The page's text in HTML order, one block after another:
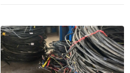
người giới thiệu cao.